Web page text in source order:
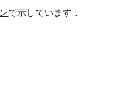
で示しています．